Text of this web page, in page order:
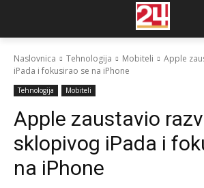
Naslovnica Tehnologija Mobiteli
Apple
iPada i fokusirao se na iPhone
Tehnologija Mobiteli
Apple zaustavio
sklopivog iPada i
na iPhone